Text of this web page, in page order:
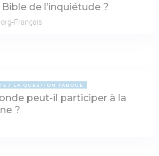
de l’inquiétude ?
Français
LA QUESTION TABOUE
peut-il participer à la
?